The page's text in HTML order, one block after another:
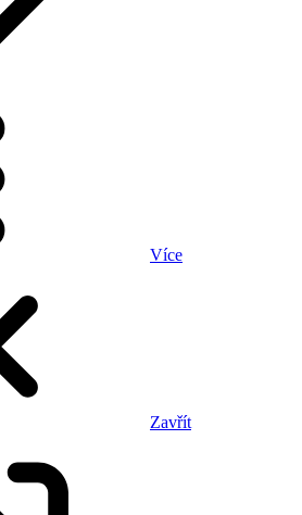
Více
Zavřít